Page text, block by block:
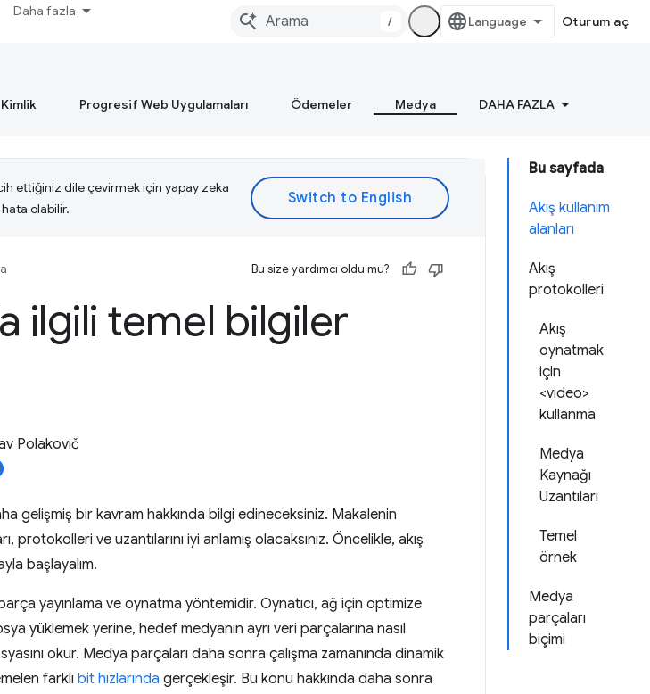
Daha fazla
/ Oturum aç
Kimlik Progresif Web Uygulamaları Ödemeler Medya DAHA FAZLA
Bu sayfada
Akış kullanım
alanları
Akış
protokolleri
Akış
oynatmak
için
<video>
kullanma
Medya
Kaynağı
Uzantıları
Temel
örnek
Medya
parçaları
biçimi
ettiğiniz dile çevirmek için yapay zeka
olabilir.
Bu size yardımcı oldu mu?
ilgili temel bilgiler
Polakovič
gelişmiş bir kavram hakkında bilgi edineceksiniz. Makalenin
protokolleri ve uzantılarını iyi anlamış olacaksınız. Öncelikle, akış
başlayalım.
yayınlama ve oynatma yöntemidir. Oynatıcı, ağ için optimize
yüklemek yerine, hedef medyanın ayrı veri parçalarına nasıl
okur. Medya parçaları daha sonra çalışma zamanında dinamik
farklı bit hızlarında gerçekleşir. Bu konu hakkında daha sonra